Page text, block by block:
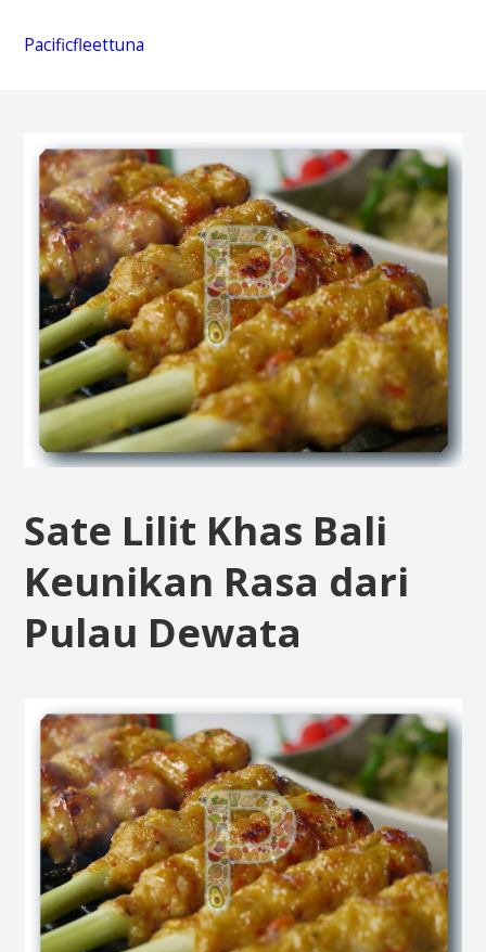
Pacificfleettuna
Sate Lilit Khas Bali
Keunikan Rasa dari
Pulau Dewata